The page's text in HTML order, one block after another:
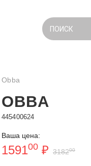
ПОИСК
Obba
OBBA
445400624
Ваша цена:
159100 ₽ 318200